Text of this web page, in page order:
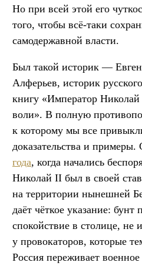
Но при всей этой его
того, чтобы всё-таки
самодержавной власти.
Был такой историк —
Алферьев, историк
книгу «Император
воли». В полную
к которому мы все
доказательства и
года, когда начались
Николай II был в своей
на территории нынешней
даёт чёткое указание: бунт
спокойствие в столице, не
у провокаторов, которые
Россия переживает